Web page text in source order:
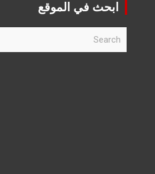
ابحث في الموقع